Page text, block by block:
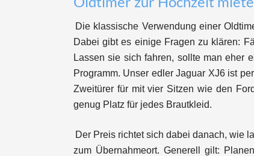
Die klassische Verwendung einer
Dabei gibt es einige Fragen zu klären:
Lassen sie sich fahren, sollte man eher
Programm. Unser edler Jaguar XJ6 ist
Zweitürer für mit vier Sitzen wie den
genug Platz für jedes Brautkleid.
Der Preis richtet sich dabei danach, wie
zum Übernahmeort. Generell gilt: